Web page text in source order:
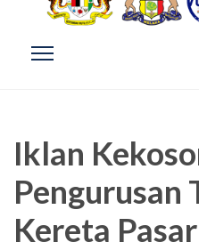
Iklan
Pengurusan
Kereta